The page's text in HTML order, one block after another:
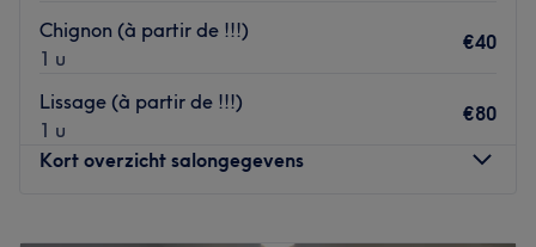
Chignon (à partir de !!!)
1 u
€40
Lissage (à partir de !!!)
1 u
€80
Kort overzicht salongegevens